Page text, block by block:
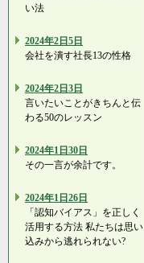
い法
2024年2日5日
会社を潰す社長13の性格
2024年2日3日
言いたいことがきちんと伝
わる50のレッスン
2024年1日30日
その一言が余計です。
2024年1日26日
「認知バイアス」を正しく
活用する方法 私たちは思い
込みから逃れられない?